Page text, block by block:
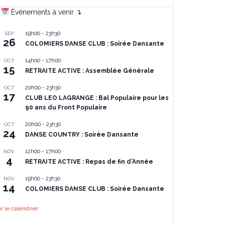
Événements à venir ↴
SEP
26
19h00 - 23h30
COLOMIERS DANSE CLUB : Soirée Dansante
OCT
15
14h00 - 17h00
RETRAITE ACTIVE : Assemblée Générale
OCT
17
20h00 - 23h30
CLUB LEO LAGRANGE : Bal Populaire pour les
90 ans du Front Populaire
OCT
24
20h00 - 23h30
DANSE COUNTRY : Soirée Dansante
NOV
4
12h00 - 17h00
RETRAITE ACTIVE : Repas de fin d’Année
NOV
14
19h00 - 23h30
COLOMIERS DANSE CLUB : Soirée Dansante
le calendrier